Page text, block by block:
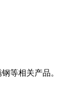
等相关产品。